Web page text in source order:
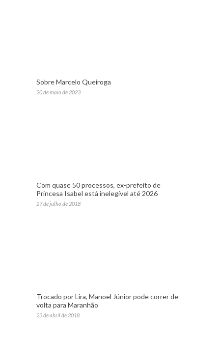
Sobre Marcelo Queiroga
20 de maio de 2023
Com quase 50 processos, ex-prefeito de
Princesa Isabel está inelegível até 2026
27 de julho de 2018
Trocado por Lira, Manoel Júnior pode correr de
volta para Maranhão
23 de abril de 2018